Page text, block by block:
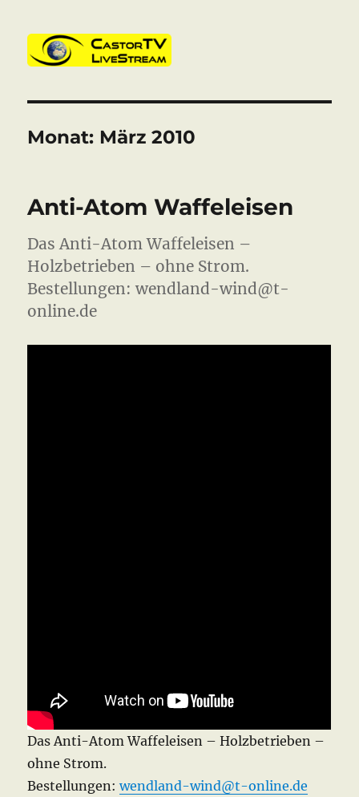
Monat: März 2010
Anti-Atom Waffeleisen
Das Anti-Atom Waffeleisen –
Holzbetrieben – ohne Strom.
Bestellungen: wendland-wind@t-
online.de
Das Anti-Atom Waffeleisen – Holzbetrieben –
ohne Strom.
Bestellungen:wendland-wind@t-online.de